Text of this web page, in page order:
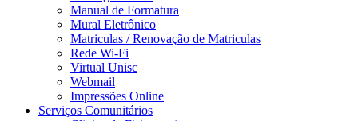
Manual de Formatura
Mural Eletrônico
Matriculas / Renovação de Matriculas
Rede Wi-Fi
Virtual Unisc
Webmail
Impressões Online
Serviços Comunitários